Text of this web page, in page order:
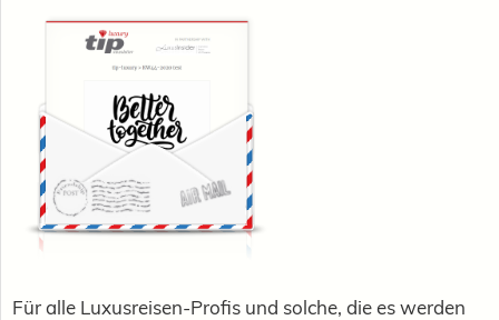
Für alle Luxusreisen-Profis und solche, die es werden